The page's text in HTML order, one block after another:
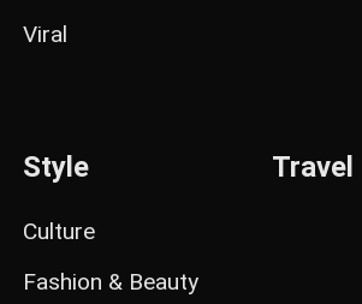
Viral
Style
Culture
Fashion & Beauty
Travel